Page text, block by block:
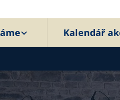
Kalendář